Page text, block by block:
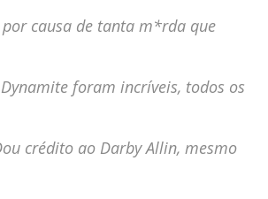
causa de tanta m*rda que
foram incríveis, todos os
crédito ao Darby Allin, mesmo